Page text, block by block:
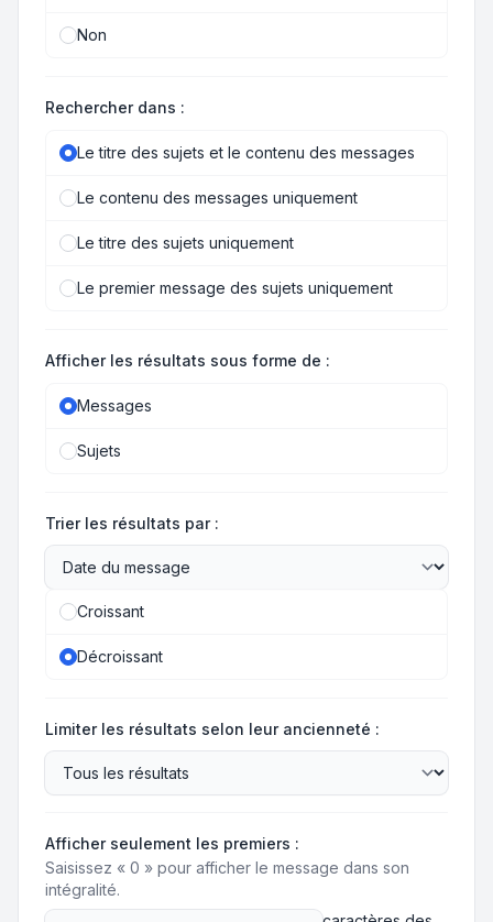
Non
Rechercher dans :
Le titre des sujets et le contenu des messages
Le contenu des messages uniquement
Le titre des sujets uniquement
Le premier message des sujets uniquement
Afficher les résultats sous forme de :
Messages
Sujets
Trier les résultats par :
Croissant
Décroissant
Limiter les résultats selon leur ancienneté :
Afficher seulement les premiers :
Saisissez « 0 » pour afficher le message dans son
intégralité.